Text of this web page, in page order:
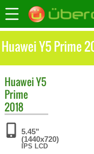
Huawei Y5 Prime
HuaweiY5
Prime
2018
5.45"
(1440x720)
IPS LCD